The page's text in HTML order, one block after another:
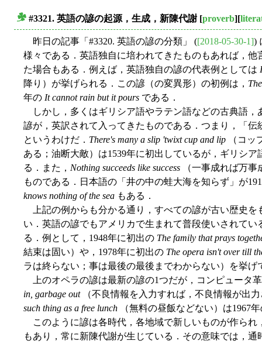
#3321. 英語の諺の起源，生成，新陳代謝[proverb][
昨日の記事「#3320. 英語の諺の分類」 ([2018-05-30-1])
様々である．英語独自に培われてきたものもあれば，
た場合もある．例えば，英語独自の諺の代表例としては
降り）が挙げられる．この諺（の変異形）の初例は，
年の It cannot rain but it pours である．
しかし，多くはギリシア語やラテン語などの古典語，
諺が，英訳されて入ってきたものである．つまり，「
というわけだ． There's many a slip 'twixt cup and lip （コッ
ある；油断大敵）は1539年に初出しているが，ギリシ
る．また， Nothing succeeds like success （一事成れば万事
ものである．日本語の「井の中の蛙大海を知らず」が
knows nothing of the sea もある．
上記の例からも分かる通り，すべての諺が古い歴史を
い．英語の諺でもアメリカで生まれて普段使いされて
る．例として，1948年に初出の The family that prays
結束は固い）や，1978年に初出の The opera isn't over till
ラは終らない；事は最後の最後までわからない）を挙げ
上のオペラの諺は最新の諺の1つだが，コンピュータ
in, garbage out（不良情報を入力すれば，不良情報が出
such thing as a free lunch （無料の昼飯などない）は1967
このように諺は各時代，各地域で新しいものが作られ
もあり，常に新陳代謝が生じている．その意味では，